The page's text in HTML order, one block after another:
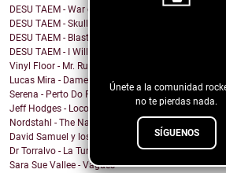
Únete a la comunidad
no te pierdas nada.
SÍGUENOS
DESU TAEM - War on Bullies
DESU TAEM - Skull and Crossbones
DESU TAEM - Blasted into Rebirth
DESU TAEM - I Will Not Be Assimilated
Vinyl Floor - Mr. Rubinstein - Single Edit
Lucas Mira - Dame alguna señal
Serena - Perto Do Fim
Jeff Hodges - Loco Motive (Music Row Mix)
Nordstahl - The Nameless Hour
David Samuel y los problemas de Macario -
Dr Torralvo - La Tumba
Sara Sue Vallee - Vagues